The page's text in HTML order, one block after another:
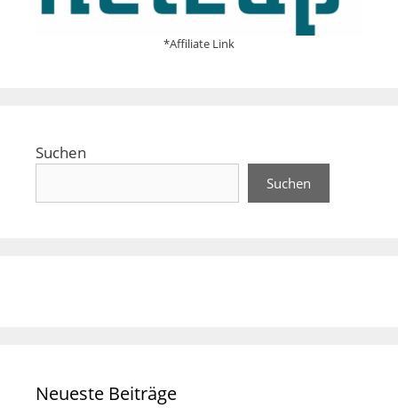
*Affiliate Link
Suchen
Suchen
Neueste Beiträge